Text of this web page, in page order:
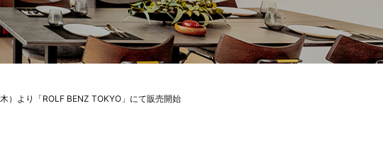
）より「ROLF BENZ TOKYO」にて販売開始